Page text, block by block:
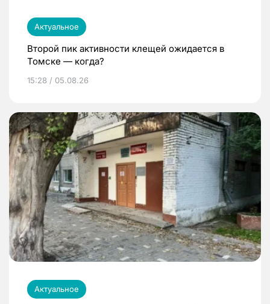
Актуальное
Второй пик активности клещей ожидается в
Томске — когда?
15:28 / 05.08.26
Актуальное